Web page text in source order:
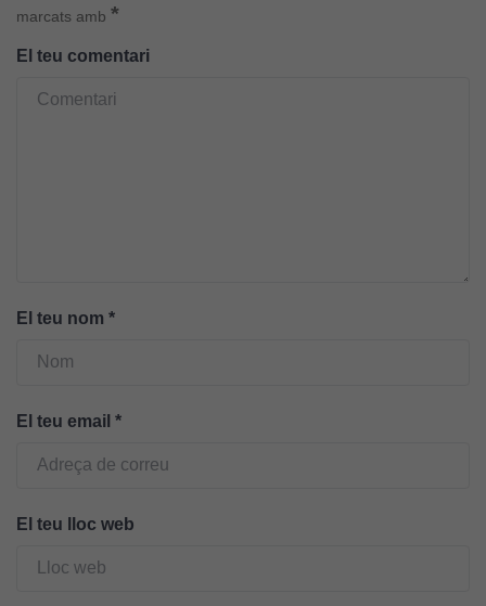
marcats amb *
El teu comentari
El teu nom *
El teu email *
El teu lloc web